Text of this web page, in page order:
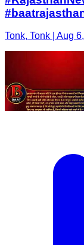
Tonk, Tonk | Aug